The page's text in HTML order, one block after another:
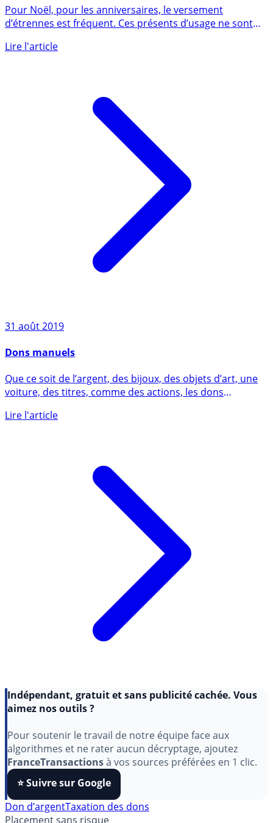
d’usage et dons, plafonds des abattements.
d’étrennes est fréquent. Ces présents d’usage ne sont
31 août 2019
Dons manuels
voiture, des titres, comme des actions, les dons
aimez nos outils ?
Pour soutenir le travail de notre équipe face aux
algorithmes et ne rater aucun décryptage, ajoutez
FranceTransactionsà vos sources préférées en 1 clic.
⭐️ Suivre sur Google